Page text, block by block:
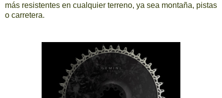
más resistentes en cualquier terreno, ya sea montaña, pistas
o carretera.